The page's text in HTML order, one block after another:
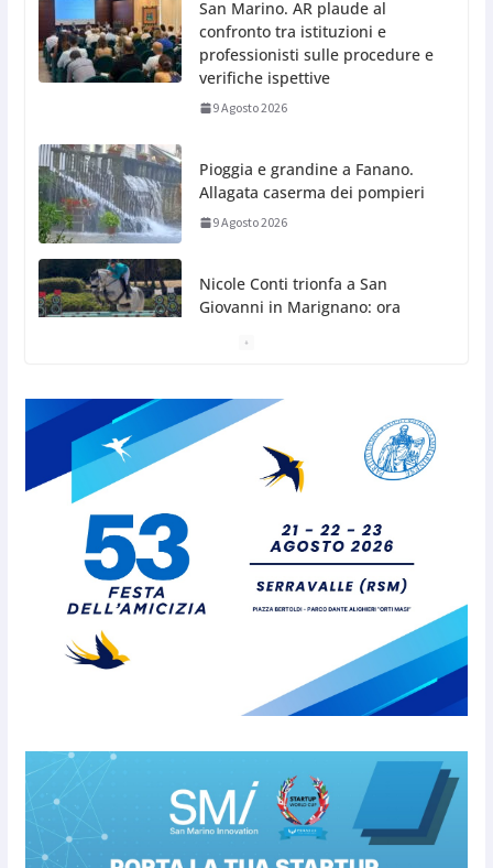
Pioggia e grandine a Fanano.
Allagata caserma dei pompieri
9 Agosto 2026
guarda ai Giochi del
Mediterraneo
9 Agosto 2026
Dennis Spircu fa doppietta a San Marino: suoi
singolare e doppio nel Junior ITF
Giro aereo d’Italia: a San Marino
è stata l’ultima tappa
9 Agosto 2026
confronto tra istituzioni e
professionisti sulle procedure e
verifiche ispettive
9 Agosto 2026